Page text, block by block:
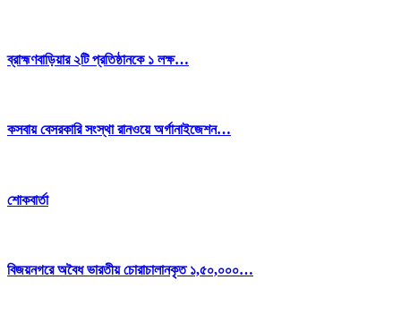
ব্রাহ্মণবাড়িয়ার ২টি প্রতিষ্ঠানকে ১ লক্ষ…
কসবায় বেসরকারি সংস্থা রানওয়ে অর্গানাইজেশন…
শোকবার্তা
বিজয়নগরে অবৈধ ভারতীয় চোরাচালানকৃত ১,৫০,০০০…